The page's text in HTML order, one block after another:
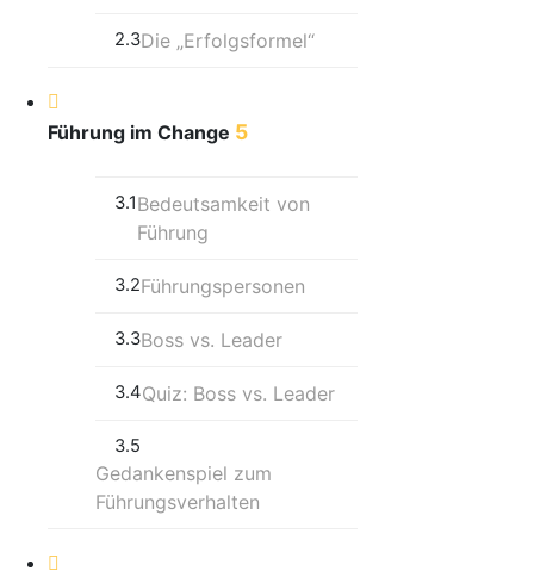
2.3Die „Erfolgsformel“
Führung im Change 5
3.1Bedeutsamkeit von
Führung
3.2Führungspersonen
3.3Boss vs. Leader
3.4Quiz: Boss vs. Leader
3.5
Gedankenspiel zum
Führungsverhalten